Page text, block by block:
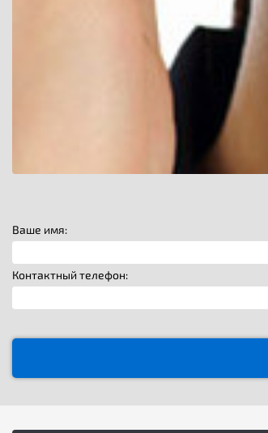
Ваше имя:
Контактный телефон: